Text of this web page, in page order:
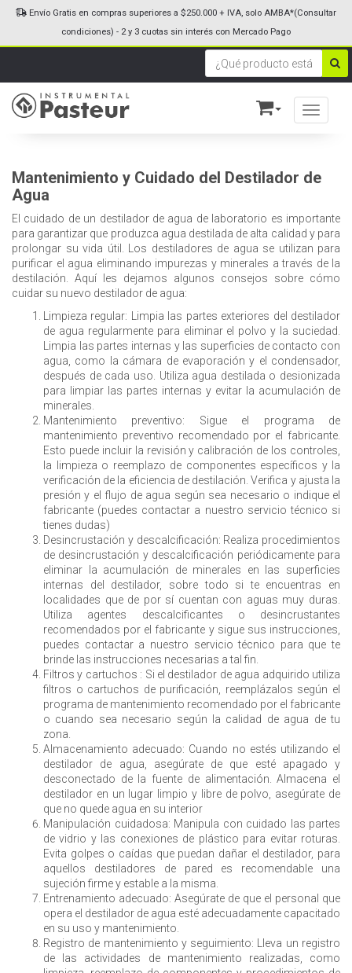
Toggle
Envío Gratis en compras superiores a $250.000 + IVA, solo AMBA*(Consultar
condiciones) - 2 y 3 cuotas sin interés con Mercado Pago
Mantenimiento y Cuidado del Destilador de
Agua
El cuidado de un destilador de agua de laboratorio es importante
para garantizar que produzca agua destilada de alta calidad y para
prolongar su vida útil. Los destiladores de agua se utilizan para
purificar el agua eliminando impurezas y minerales a través de la
destilación. Aquí les dejamos algunos consejos sobre cómo
cuidar su nuevo destilador de agua:
Limpieza regular: Limpia las partes exteriores del destilador
de agua regularmente para eliminar el polvo y la suciedad.
Limpia las partes internas y las superficies de contacto con
agua, como la cámara de evaporación y el condensador,
después de cada uso. Utiliza agua destilada o desionizada
para limpiar las partes internas y evitar la acumulación de
minerales.
Mantenimiento preventivo: Sigue el programa de
mantenimiento preventivo recomendado por el fabricante.
Esto puede incluir la revisión y calibración de los controles,
la limpieza o reemplazo de componentes específicos y la
verificación de la eficiencia de destilación. Verifica y ajusta la
presión y el flujo de agua según sea necesario o indique el
fabricante (puedes contactar a nuestro servicio técnico si
tienes dudas)
Desincrustación y descalcificación: Realiza procedimientos
de desincrustación y descalcificación periódicamente para
eliminar la acumulación de minerales en las superficies
internas del destilador, sobre todo si te encuentras en
localidades que de por sí cuentan con aguas muy duras.
Utiliza agentes descalcificantes o desincrustantes
recomendados por el fabricante y sigue sus instrucciones,
puedes contactar a nuestro servicio técnico para que te
brinde las instrucciones necesarias a tal fin.
Filtros y cartuchos : Si el destilador de agua adquirido utiliza
filtros o cartuchos de purificación, reemplázalos según el
programa de mantenimiento recomendado por el fabricante
o cuando sea necesario según la calidad de agua de tu
zona.
Almacenamiento adecuado: Cuando no estés utilizando el
destilador de agua, asegúrate de que esté apagado y
desconectado de la fuente de alimentación. Almacena el
destilador en un lugar limpio y libre de polvo, asegúrate de
que no quede agua en su interior
Manipulación cuidadosa: Manipula con cuidado las partes
de vidrio y las conexiones de plástico para evitar roturas.
Evita golpes o caídas que puedan dañar el destilador, para
aquellos destiladores de pared es recomendable una
sujeción firme y estable a la misma.
Entrenamiento adecuado: Asegúrate de que el personal que
opera el destilador de agua esté adecuadamente capacitado
en su uso y mantenimiento.
Registro de mantenimiento y seguimiento: Lleva un registro
de las actividades de mantenimiento realizadas, como